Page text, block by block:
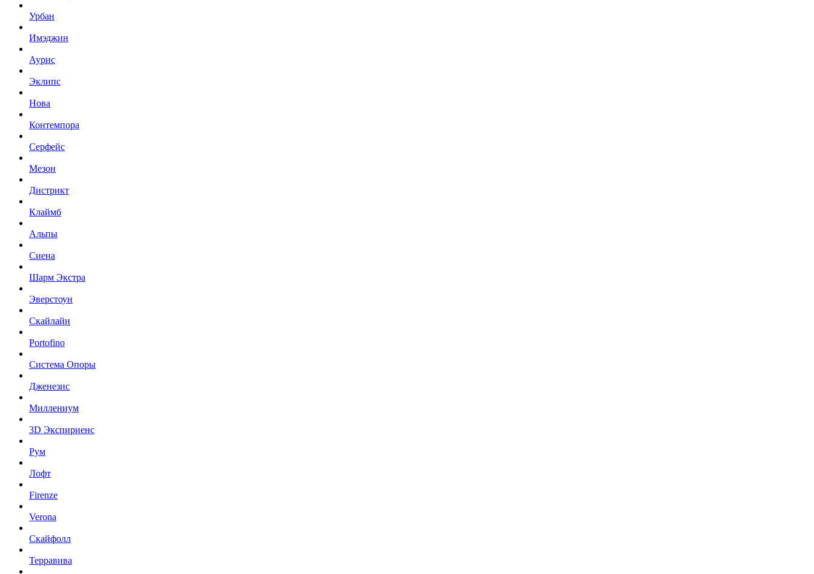
Урбан
Имэджин
Аурис
Эклипс
Нова
Контемпора
Серфейс
Мезон
Дистрикт
Клаймб
Альпы
Сиена
Шарм Экстра
Эверстоун
Скайлайн
Portofino
Система Опоры
Дженезис
Миллениум
3D Экспириенс
Рум
Лофт
Firenze
Verona
Скайфолл
Терравива